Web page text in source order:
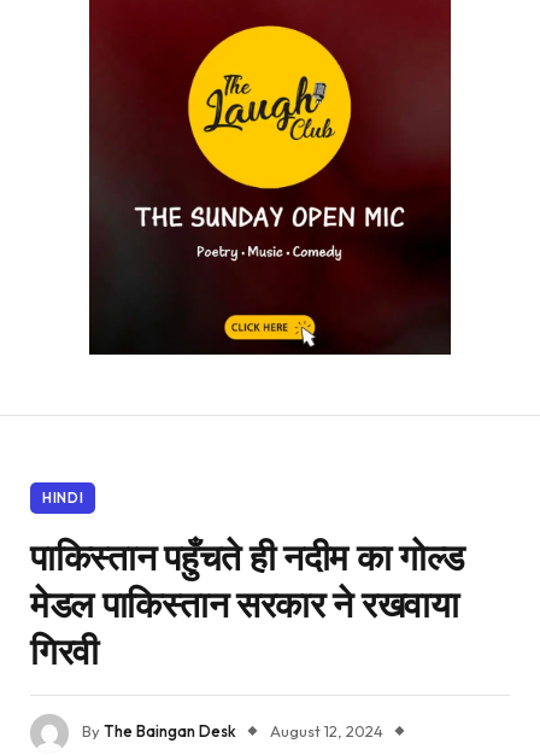
HINDI
पाकिस्तान पहुँचते ही नदीम का गोल्ड
मेडल पाकिस्तान सरकार ने रखवाया
गिरवी
ByThe Baingan Desk
August 12, 2024